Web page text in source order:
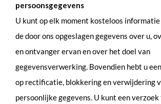
persoonsgegevens
U kunt op elk moment kosteloos
de door ons opgeslagen gegevens over u,
en ontvanger ervan en over het doel van
gegevensverwerking. Bovendien hebt u
op rectificatie, blokkering en verwijdering
persoonlijke gegevens. U kunt een